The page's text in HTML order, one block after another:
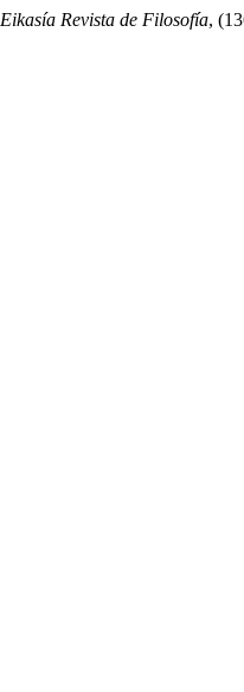
Eikasía Revista de Filosofía,